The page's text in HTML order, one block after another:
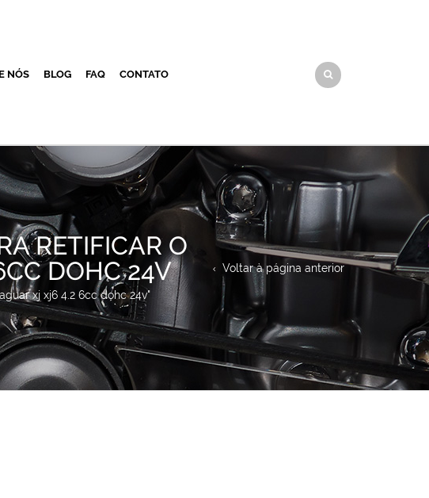
NÓS BLOG FAQ CONTATO
RETIFICAR O
DOHC 24V
xj xj6 4.2 6cc dohc 24v"
Voltar à página anterior